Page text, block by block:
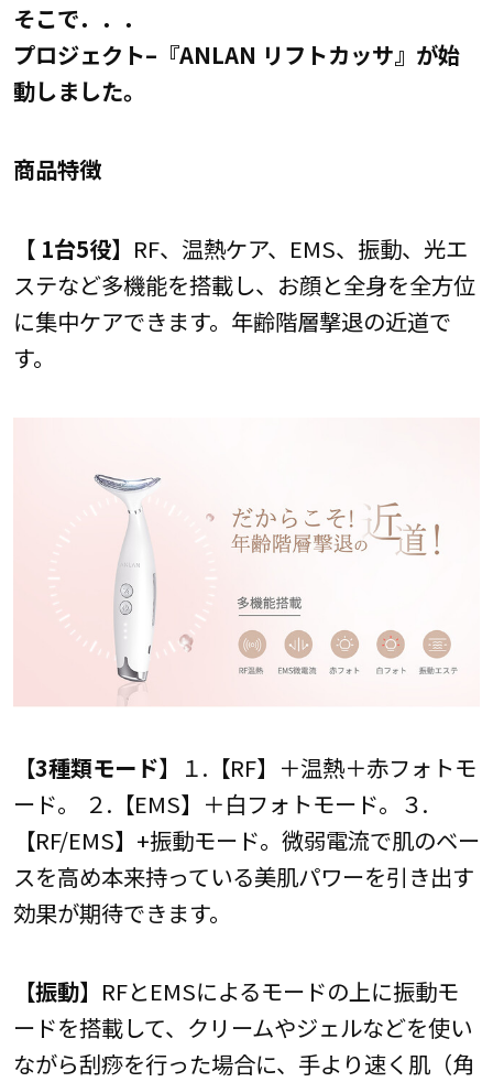
そこで．．．
プロジェクト–『ANLAN リフトカッサ』が始
動しました。
商品特徴
【 1台5役】 RF、温熱ケア、EMS、振動、光エ
ステなど多機能を搭載し、お顔と全身を全方位
に集中ケアできます。年齢階層撃退の近道で
す。
【3種類モード】 １.【RF】＋温熱＋赤フォトモ
ード。 ２.【EMS】＋白フォトモード。３.
【RF/EMS】+振動モード。微弱電流で肌のベー
スを高め本来持っている美肌パワーを引き出す
効果が期待できます。
【振動】 RFとEMSによるモードの上に振動モ
ードを搭載して、クリームやジェルなどを使い
ながら刮痧を行った場合に、手より速く肌（角